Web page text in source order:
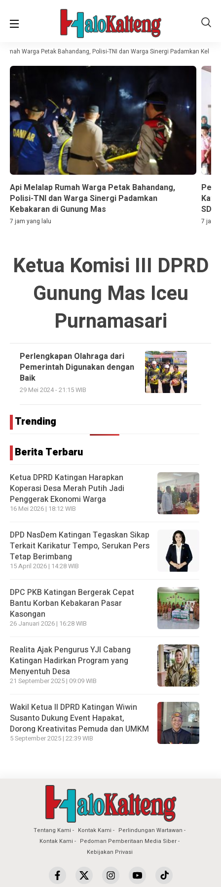
Warga Petak Bahandang, Polisi-TNI dan Warga Sinergi Padamkan
Api Melalap Rumah Warga Petak Bahandang,
Polisi-TNI dan Warga Sinergi Padamkan
Kebakaran di Gunung Mas
7 jam yang lalu
SD
7 jam
Ketua Komisi III DPRD
Gunung Mas Iceu
Purnamasari
Perlengkapan Olahraga dari
Pemerintah Digunakan dengan
Baik
29 Mei 2024 - 21:15 WIB
Trending
Berita Terbaru
Ketua DPRD Katingan Harapkan
Koperasi Desa Merah Putih Jadi
Penggerak Ekonomi Warga
16 Mei 2026 | 18:12 WIB
DPD NasDem Katingan Tegaskan Sikap
Terkait Karikatur Tempo, Serukan Pers
Tetap Berimbang
15 April 2026 | 14:28 WIB
DPC PKB Katingan Bergerak Cepat
Bantu Korban Kebakaran Pasar
Kasongan
26 Januari 2026 | 16:28 WIB
Realita Ajak Pengurus YJI Cabang
Katingan Hadirkan Program yang
Menyentuh Desa
21 September 2025 | 09:09 WIB
Wakil Ketua II DPRD Katingan Wiwin
Susanto Dukung Event Hapakat,
Dorong Kreativitas Pemuda dan UMKM
5 September 2025 | 22:39 WIB
Tentang Kami Kontak Kami
Perlindungan Wartawan
Kontak Kami
Pedoman Pemberitaan Media Siber
Kebijakan Privasi